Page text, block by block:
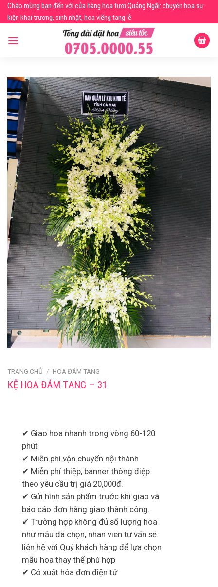
SkipChào mừng bạn đến với cửa hàng hoa tươi Quảng Ngãi: chuyên hoa sự
kiện khai trương, sinh nhật, hoa viếng tang lễ
TRANG CHỦ / HOA ĐÁM TANG
KỆ HOA ĐÁM TANG – 31
✔ Giao hoa nhanh trong vòng 60-120
phút
✔ Miễn phí vận chuyển nội thành
✔ Miễn phí thiệp, banner thông điệp
theo yêu cầu trị giá 20,000đ.
✔ Gửi hình sản phẩm trước khi giao và
báo cáo đơn hàng giao thành công.
✔ Trường hợp không đủ số lượng hoa
như mẫu đã chọn, nhân viên tư vấn sẽ
liên hệ với Quý khách hàng để lựa chọn
mẫu hoa thay thế phù hợp
✔ Có xuất hóa đơn điện tử